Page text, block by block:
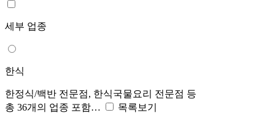
세부 업종
한식
한정식/백반 전문점, 한식국물요리 전문점 등
총 36개의 업종 포함…
목록보기